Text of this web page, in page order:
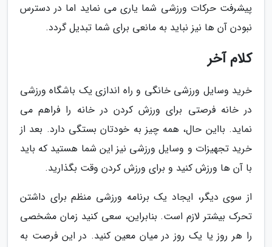
پیشرفت حرکات ورزشی شما یاری می نماید اما در دسترس
نبودن آن ها نیز نباید به مانعی برای شما تبدیل گردد.
کلام آخر
خرید وسایل ورزشی خانگی و راه اندازی یک باشگاه ورزشی
در خانه فرصتی برای ورزش کردن در خانه را فراهم می
نماید. بااین حال، همه چیز به خودتان بستگی دارد. بعد از
خرید تجهیزات و وسایل ورزشی نیز این شما هستید که باید
با آن ها ورزش کنید و برای ورزش کردن وقت بگذارید.
از سوی دیگر، ایجاد یک برنامه ورزشی منظم برای داشتن
تحرک بیشتر لازم است. بنابراین، سعی کنید زمان مشخصی
را هر روز یا یک روز در میان معین کنید. در این فرصت به